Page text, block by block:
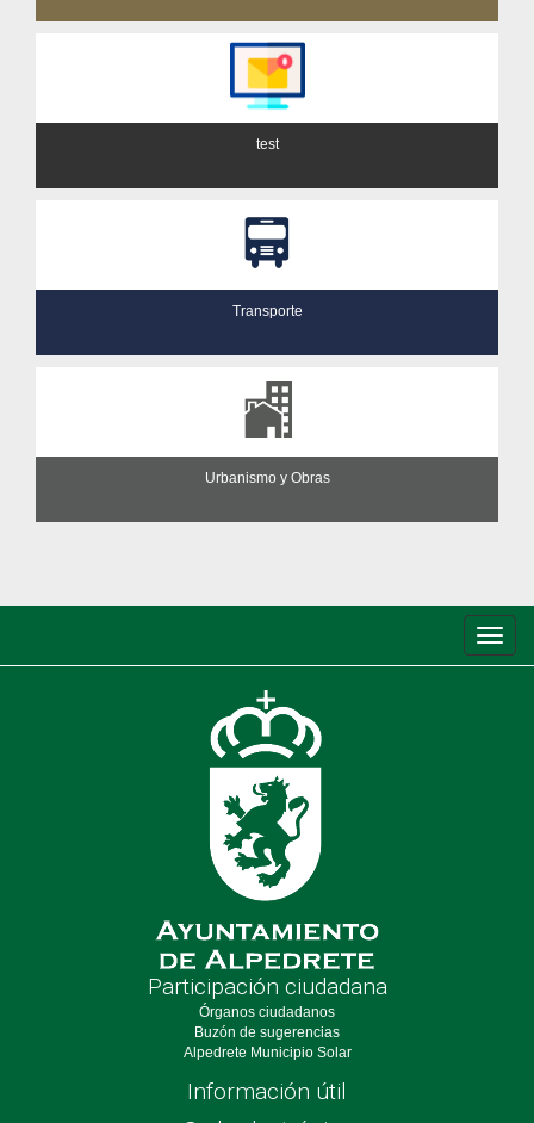
test
Transporte
Urbanismo y Obras
de
Participación ciudadana
Órganos ciudadanos
Buzón de sugerencias
Alpedrete Municipio Solar
Información útil